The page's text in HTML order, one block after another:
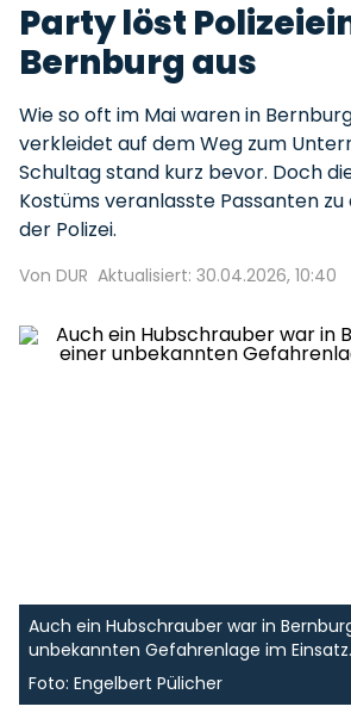
Party löst
Bernburg aus
Wie so oft im Mai waren in
verkleidet auf dem Weg zum
Schultag stand kurz bevor. Doch
Kostüms veranlasste Passanten
der Polizei.
Von DUR Aktualisiert: 30.04.2026, 10:40
Auch ein Hubschrauber war in
unbekannten Gefahrenlage im Einsatz.
Foto: Engelbert Pülicher